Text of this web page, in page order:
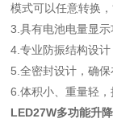
模式可以任意转换
3.具有电池电量显示
4.专业防振结构设计
5.全密封设计，确保
6.体积小、重量轻，
LED27W多功能升